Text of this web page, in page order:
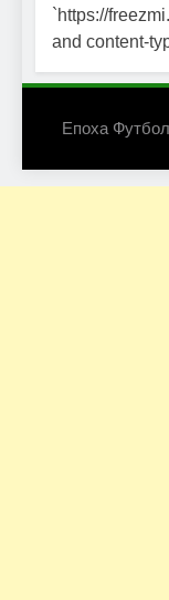
`https://
and content-
Епоха